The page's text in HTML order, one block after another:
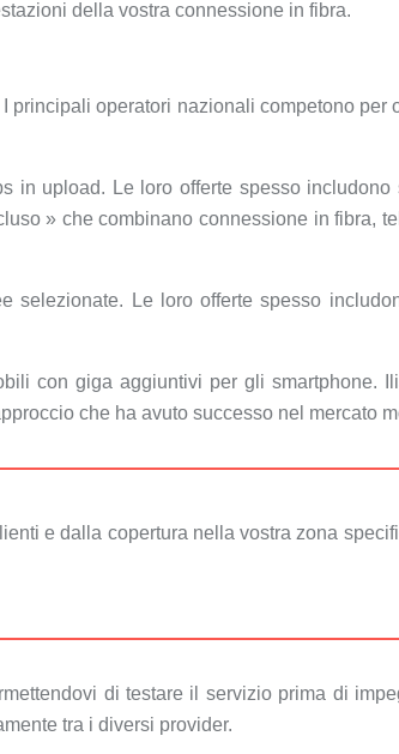
della vostra connessione in fibra.
operatori nazionali competono per
in upload. Le loro offerte spesso includono
» che combinano connessione in fibra,
Le loro offerte spesso
con giga aggiuntivi per gli smartphone.
che ha avuto successo nel mercato
e dalla copertura nella vostra zona
di testare il servizio prima di
tra i diversi provider.